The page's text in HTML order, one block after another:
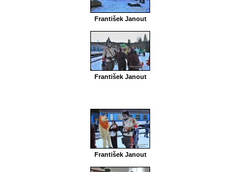
František Janout
František Janout
František Janout